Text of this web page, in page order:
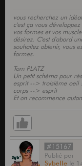
vous recherchez un
c'est ça vous
vos formes et vos
désirez. C'est d'abord
souhaitez obtenir, vous
formes.
Tom PLATZ
Un petit schéma pour
esprit --> troisième
corps --> esprit
Et on recommence
#15167
Publié par
Sybelle le